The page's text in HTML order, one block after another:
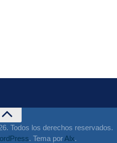
Todos los derechos reservados.
. Tema porAlx.